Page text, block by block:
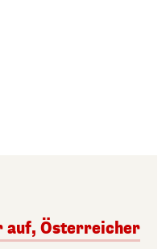
auf, Österreicher